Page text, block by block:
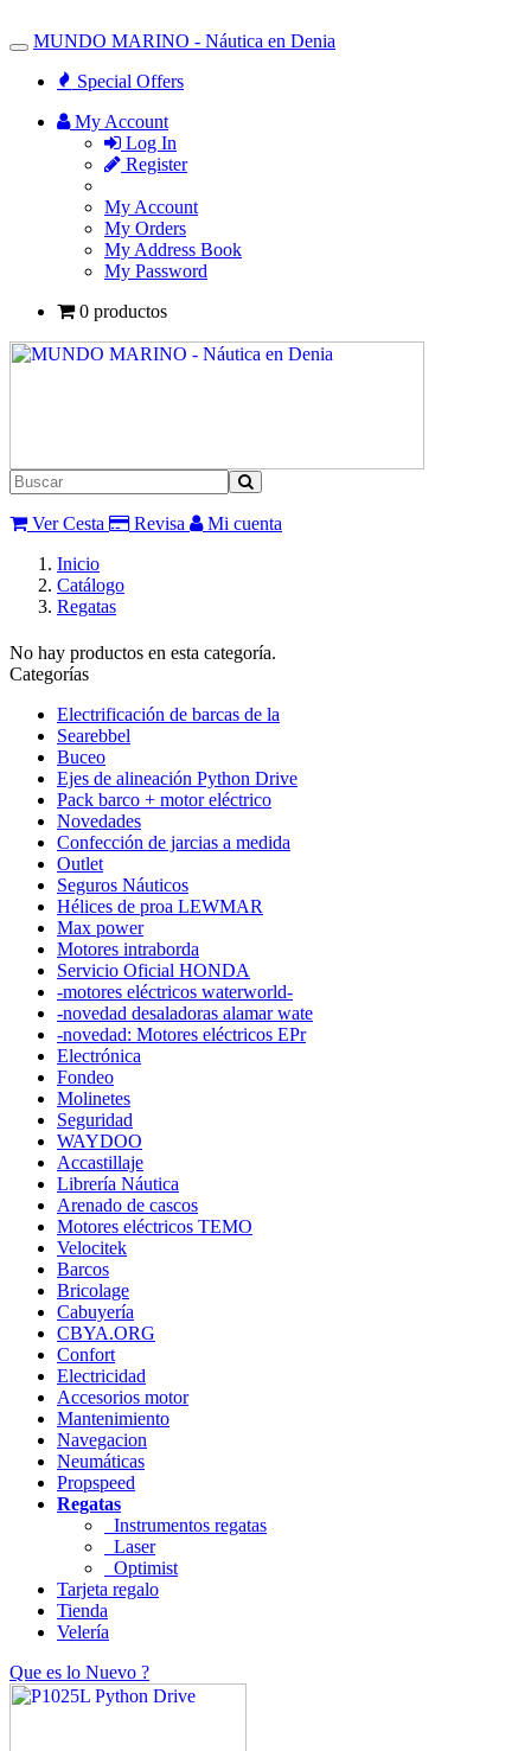
Toggle
Navigation
MUNDO MARINO - Náutica en Denia
Special Offers
My Account
Log In
Register
My Account
My Orders
My Address Book
My Password
0 productos
Ver Cesta Revisa
Mi cuenta
Inicio
Catálogo
Regatas
No hay productos en esta categoría.
Categorías
Electrificación de barcas de la
Searebbel
Buceo
Ejes de alineación Python Drive
Pack barco + motor eléctrico
Novedades
Confección de jarcias a medida
Outlet
Seguros Náuticos
Hélices de proa LEWMAR
Max power
Motores intraborda
Servicio Oficial HONDA
-motores eléctricos waterworld-
-novedad desaladoras alamar wate
-novedad: Motores eléctricos EPr
Electrónica
Fondeo
Molinetes
Seguridad
WAYDOO
Accastillaje
Librería Náutica
Arenado de cascos
Motores eléctricos TEMO
Velocitek
Barcos
Bricolage
Cabuyería
CBYA.ORG
Confort
Electricidad
Accesorios motor
Mantenimiento
Navegacion
Neumáticas
Propspeed
Regatas
Instrumentos regatas
Laser
Optimist
Tarjeta regalo
Tienda
Velería
Que es lo Nuevo ?